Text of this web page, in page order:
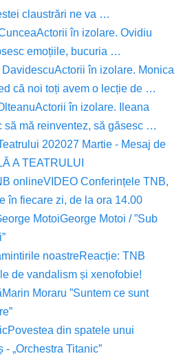
claustrări ne va …
Actorii în izolare. Ovidiu
emoțiile, bucuria …
DavidescuActorii în izolare. Monica
că noi toți avem o lecție de …
Actorii în izolare. Ileana
să mă reinventez, să găsesc …
202027 Martie - Mesaj de
A TEATRULUI
onlineVIDEO Conferințele TNB,
în fiecare zi, de la ora 14.00
MotoiGeorge Motoi / ”Sub
noastreReacție: TNB
de vandalism și xenofobie!
Marin Moraru ”Suntem ce sunt
Povestea din spatele unui
„Orchestra Titanic”